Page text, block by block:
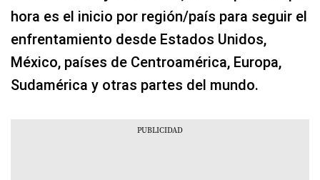
hora es el inicio por región/país para seguir el
enfrentamiento desde Estados Unidos,
México, países de Centroamérica, Europa,
Sudamérica y otras partes del mundo.